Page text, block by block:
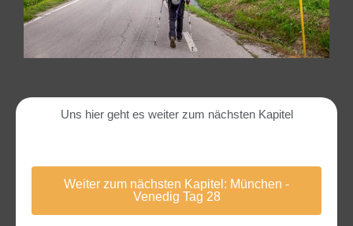
Uns hier geht es weiter zum nächsten Kapitel
Weiter zum nächsten Kapitel: München -
Venedig Tag 28